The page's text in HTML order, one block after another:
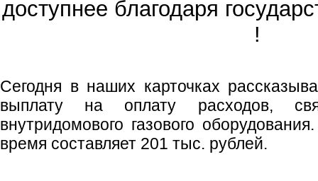
доступнее благодаря
!
Сегодня в наших карточках
выплату на оплату расходов,
внутридомового газового
время составляет 201 тыс. рублей.